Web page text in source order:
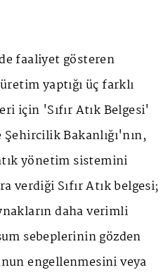
faaliyet gösteren
yaptığı üç farklı
için 'Sıfır Atık Belgesi'
Şehircilik Bakanlığı'nın,
yönetim sistemini
verdiği Sıfır Atık belgesi;
daha verimli
sebeplerinin gözden
engellenmesini veya